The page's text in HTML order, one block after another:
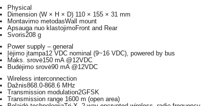
Physical
Dimension (W × H × D) 110 × 155 × 31 mm
Montavimo metodasWall mount
Apsauga nuo klastojimoFront and Rear
Svoris208 g
Power supply – general
Įėjimo įtampa12 VDC nominal (9~16 VDC), powered by bus
Maks. srovė150 mA @12VDC
Budėjimo srovė90 mA @12VDC
Wireless interconnection
Dažnis868.0-868.6 MHz
Transmission modulation2GFSK
Transmission range 1600 m (open area)